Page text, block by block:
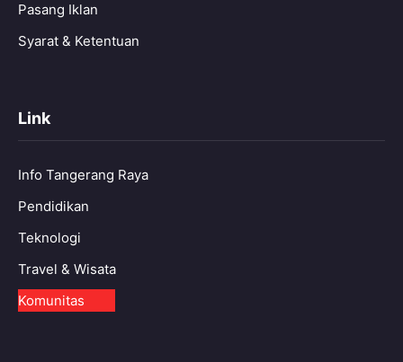
Pasang Iklan
Syarat & Ketentuan
Link
Info Tangerang Raya
Pendidikan
Teknologi
Travel & Wisata
Komunitas